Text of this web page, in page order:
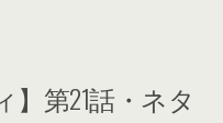
】第21話・ネタ